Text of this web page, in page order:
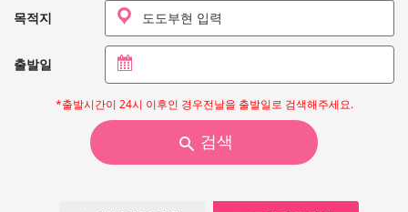
목적지
출발일
*출발시간이 24시 이후인 경우전날을 출발일로 검색해주세요.
검색